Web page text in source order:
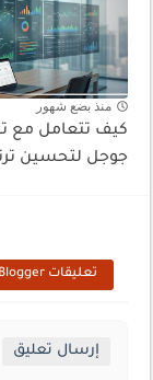
منذ بضع شهور
كيف تتعامل مع
جوجل لتحسين
تعليقات Blogger
إرسال تعليق